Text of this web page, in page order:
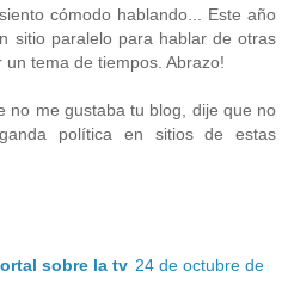
cómodo hablando... Este año
sitio paralelo para hablar de otras
tema de tiempos. Abrazo!
no me gustaba tu blog, dije que no
política en sitios de estas
sobre la tv 24 de octubre de